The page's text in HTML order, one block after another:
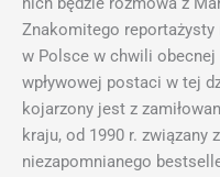
Znakomitego
w Polsce w chwili
wpływowej postaci w tej
kojarzony jest z
kraju, od 1990 r. związany
niezapomnianego